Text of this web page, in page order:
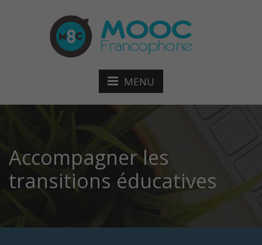
MENU
Accompagner les
transitions éducatives